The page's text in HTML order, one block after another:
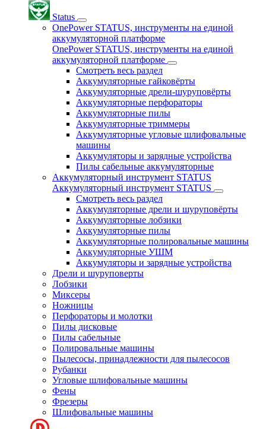
Status
OnePower STATUS, инструменты на единой
аккумуляторной платформе
OnePower STATUS, инструменты на единой
аккумуляторной платформе
Смотреть весь раздел
Аккумуляторные гайковёрты
Аккумуляторные дрели-шуруповёрты
Аккумуляторные перфораторы
Аккумуляторные пилы
Аккумуляторные триммеры
Аккумуляторные угловые шлифовальные
машины
Аккумуляторы и зарядные устройства
Пилы сабельные аккумуляторные
Аккумуляторный инструмент STATUS
Аккумуляторный инструмент STATUS
Смотреть весь раздел
Аккумуляторные дрели и шуруповёрты
Аккумуляторные лобзики
Аккумуляторные пилы
Аккумуляторные полировальные машины
Аккумуляторные УШМ
Аккумуляторы и зарядные устройства
Дрели и шуруповерты
Лобзики
Миксеры
Ножницы
Перфораторы и молотки
Пилы дисковые
Пилы сабельные
Полировальные машины
Пылесосы, принадлежности для пылесосов
Рубанки
Угловые шлифовальные машины
Фены
Фрезеры
Шлифовальные машины